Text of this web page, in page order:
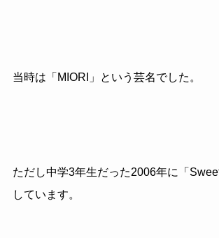
当時は「MIORI」という芸名でした。
ただし中学3年生だった2006年に「
しています。